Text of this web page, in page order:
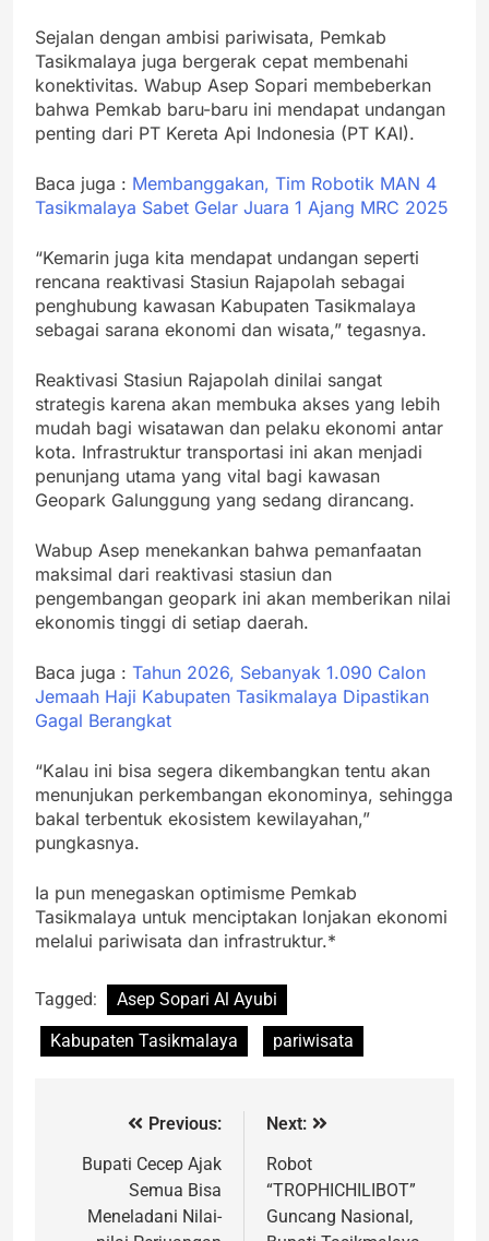
Sejalan dengan ambisi pariwisata, Pemkab
Tasikmalaya juga bergerak cepat membenahi
konektivitas. Wabup Asep Sopari membeberkan
bahwa Pemkab baru-baru ini mendapat undangan
penting dari PT Kereta Api Indonesia (PT KAI).
Baca juga : Membanggakan, Tim Robotik MAN 4
Tasikmalaya Sabet Gelar Juara 1 Ajang MRC 2025
“Kemarin juga kita mendapat undangan seperti
rencana reaktivasi Stasiun Rajapolah sebagai
penghubung kawasan Kabupaten Tasikmalaya
sebagai sarana ekonomi dan wisata,” tegasnya.
Reaktivasi Stasiun Rajapolah dinilai sangat
strategis karena akan membuka akses yang lebih
mudah bagi wisatawan dan pelaku ekonomi antar
kota. Infrastruktur transportasi ini akan menjadi
penunjang utama yang vital bagi kawasan
Geopark Galunggung yang sedang dirancang.
Wabup Asep menekankan bahwa pemanfaatan
maksimal dari reaktivasi stasiun dan
pengembangan geopark ini akan memberikan nilai
ekonomis tinggi di setiap daerah.
Baca juga : Tahun 2026, Sebanyak 1.090 Calon
Jemaah Haji Kabupaten Tasikmalaya Dipastikan
Gagal Berangkat
“Kalau ini bisa segera dikembangkan tentu akan
menunjukan perkembangan ekonominya, sehingga
bakal terbentuk ekosistem kewilayahan,”
pungkasnya.
Ia pun menegaskan optimisme Pemkab
Tasikmalaya untuk menciptakan lonjakan ekonomi
melalui pariwisata dan infrastruktur.*
Tagged:
Asep Sopari Al Ayubi
Kabupaten Tasikmalaya
pariwisata
Previous:
Bupati Cecep Ajak
Semua Bisa
Meneladani Nilai-
Next:
Robot
“TROPHICHILIBOT”
Guncang Nasional,